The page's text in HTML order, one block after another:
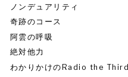
ノンデュアリティ
奇跡のコース
阿雲の呼吸
絶対他力
わかりかけのRadio the Third